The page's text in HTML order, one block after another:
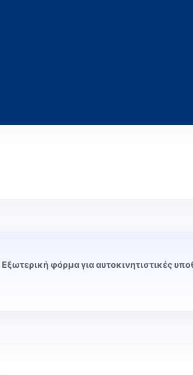
Εξωτερική φόρμα για αυτοκινητιστικές